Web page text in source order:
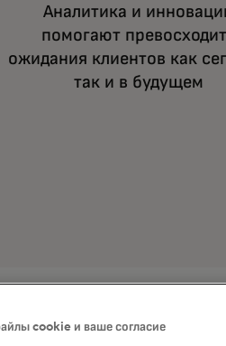
Аналитика и
помогают
ожидания клиентов как
так и в будущем
cookie и ваше согласие